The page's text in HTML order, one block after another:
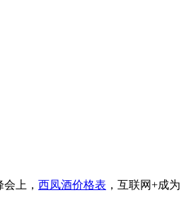
上， 西凤酒价格表 ，互联网+成为